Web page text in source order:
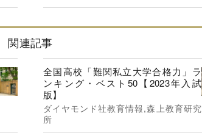
関連記事
全国高校「難関私立大学合格力」ラ
ンキング・ベスト50【2023年入試
版】
ダイヤモンド社教育情報,森上教育研究
所